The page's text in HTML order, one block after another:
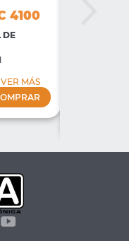
4100
DE
VER MÁS